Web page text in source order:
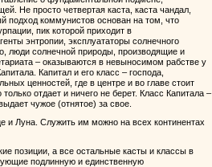
Не просто четвертая каста, каста чандал,
подход коммунистов основан на том, что
пик которой приходит в
энтропии, эксплуататоры солнечного
люди солнечной природы, производящие и
– оказываются в невыносимом рабстве у
Капитал и его класс – господа,
ценностей, где в центре и во главе стоит
отдает и ничего не берет. Класс Капитала –
чужое (отнятое) за свое.
и Луна. Служить им можно на всех континентах
позиции, а все остальные касты и классы в
подлинную и единственную